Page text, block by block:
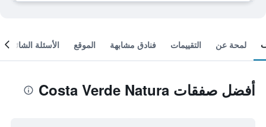
لمحة عن التقييمات فنادق مشابهة الموقع الأسئلة الشائعة
أفضل صفقات Costa Verde Natura